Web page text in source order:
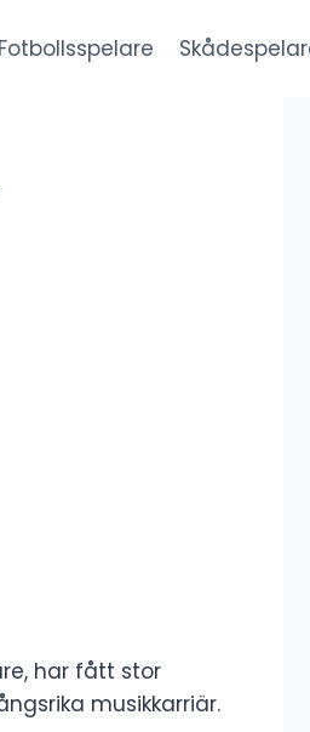
Fotbollsspelare
har fått stor
musikkarriär.